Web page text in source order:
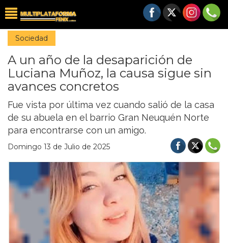
Sociedad
A un año de la desaparición de
Luciana Muñoz, la causa sigue sin
avances concretos
Fue vista por última vez cuando salió de la casa
de su abuela en el barrio Gran Neuquén Norte
para encontrarse con un amigo.
Domingo 13 de Julio de 2025